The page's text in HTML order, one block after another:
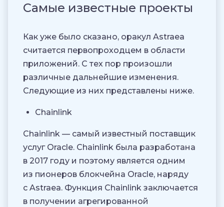
Самые известные проекты
Как уже было сказано, оракул Astraea
считается первопроходцем в области
приложений. С тех пор произошли
различные дальнейшие изменения.
Следующие из них представлены ниже.
Chainlink
Chainlink — самый известный поставщик
услуг Oracle. Chainlink была разработана
в 2017 году и поэтому является одним
из пионеров блокчейна Oracle, наряду
с Astraea. Функция Chainlink заключается
в получении агрегированной